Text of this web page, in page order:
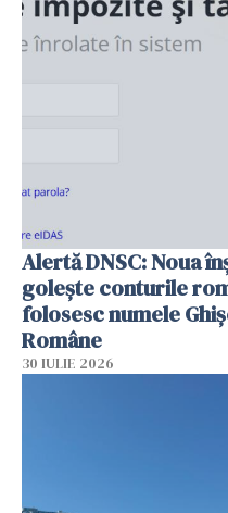
Alertă DNSC: Noua
golește conturile
folosesc numele
Române
30 IULIE 2026